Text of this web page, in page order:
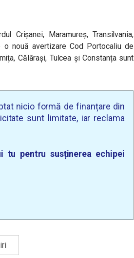
Crișanei, Maramureș, Transilvania,
nouă avertizare Cod Portocaliu de
Călărași, Tulcea și Constanța sunt
nicio formă de finanțare din
sunt limitate, iar reclama
tu pentru susținerea echipei